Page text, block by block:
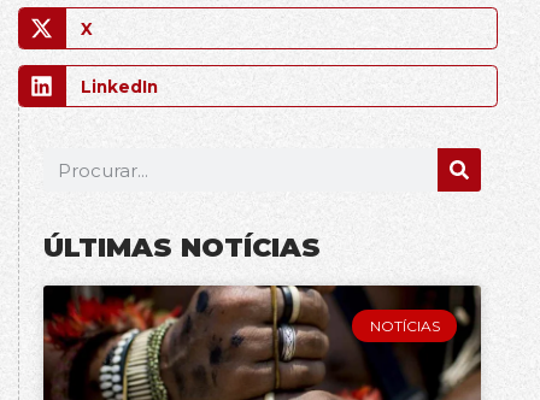
X
LinkedIn
ÚLTIMAS NOTÍCIAS
NOTÍCIAS